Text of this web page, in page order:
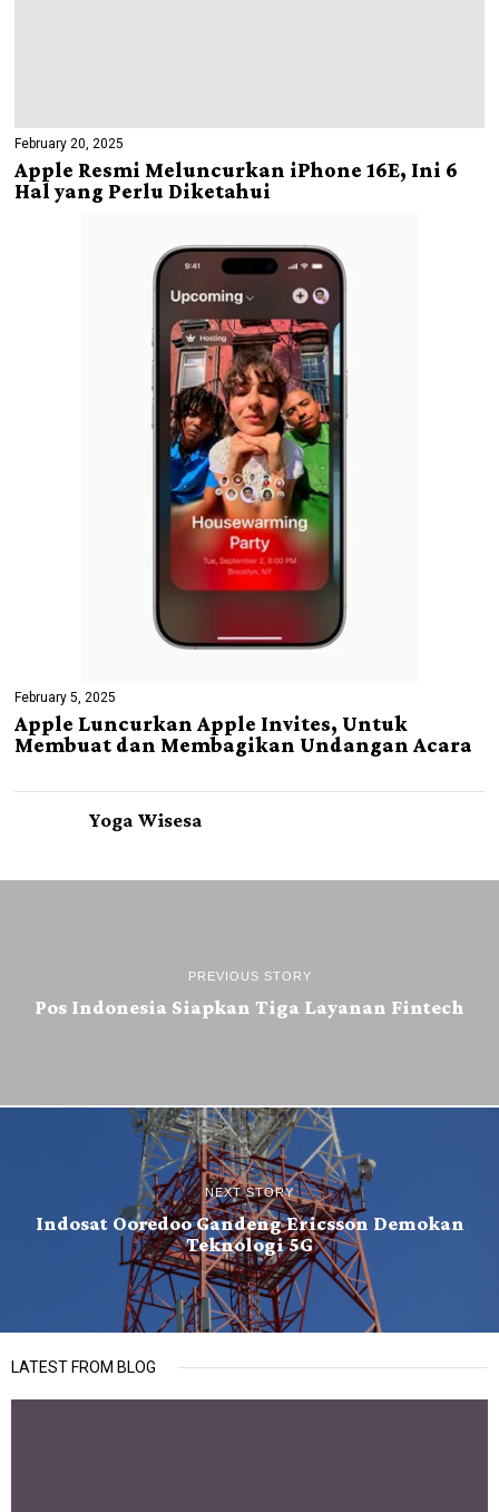
February 20, 2025
Apple Resmi Meluncurkan iPhone 16E, Ini 6
Hal yang Perlu Diketahui
February 5, 2025
Apple Luncurkan Apple Invites, Untuk
Membuat dan Membagikan Undangan Acara
Yoga Wisesa
PREVIOUS STORY
Pos Indonesia Siapkan Tiga Layanan Fintech
NEXT STORY
Indosat Ooredoo Gandeng Ericsson Demokan
Teknologi 5G
LATEST FROM BLOG